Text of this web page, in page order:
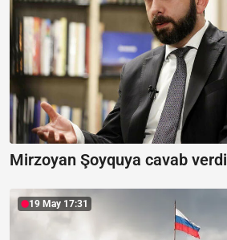
Mirzoyan Şoyquya cavab verdi
19 May 17:31